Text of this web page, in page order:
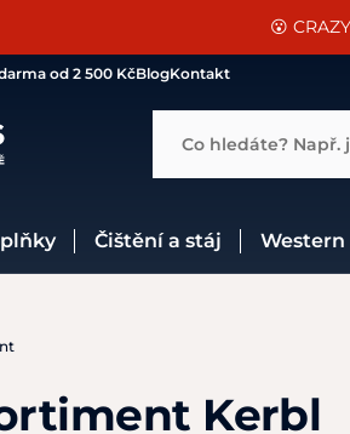
SLEVA
😮
📐Pasování a
od 2 500 KčBlogKontakt
Co hledáte? Např.
Čištění a stáj Western
Kerbl